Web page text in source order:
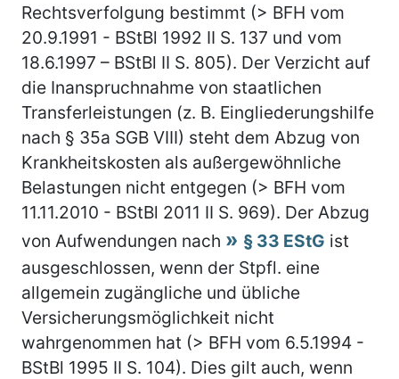
Rechtsverfolgung bestimmt (> BFH vom
20.9.1991 - BStBl 1992 II S. 137 und vom
18.6.1997 – BStBl II S. 805). Der Verzicht auf
die Inanspruchnahme von staatlichen
Transferleistungen (z. B. Eingliederungshilfe
nach § 35a SGB VIII) steht dem Abzug von
Krankheitskosten als außergewöhnliche
Belastungen nicht entgegen (> BFH vom
11.11.2010 - BStBl 2011 II S. 969). Der Abzug
von Aufwendungen nach
§ 33 EStG ist
ausgeschlossen, wenn der Stpfl. eine
allgemein zugängliche und übliche
Versicherungsmöglichkeit nicht
wahrgenommen hat (> BFH vom 6.5.1994 -
BStBl 1995 II S. 104). Dies gilt auch, wenn